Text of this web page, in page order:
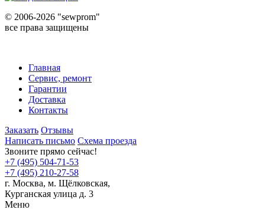
© 2006-2026 "sewprom"
все права защищены
Главная
Сервис, ремонт
Гарантии
Доставка
Контакты
Заказать Отзывы
Написать письмо Схема проезда
Звоните прямо сейчас!
+7 (495) 504-71-53
+7 (495) 210-27-58
г. Москва, м. Щёлковская,
Курганская улица д. 3
Меню